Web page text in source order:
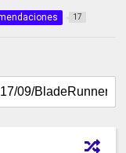
17